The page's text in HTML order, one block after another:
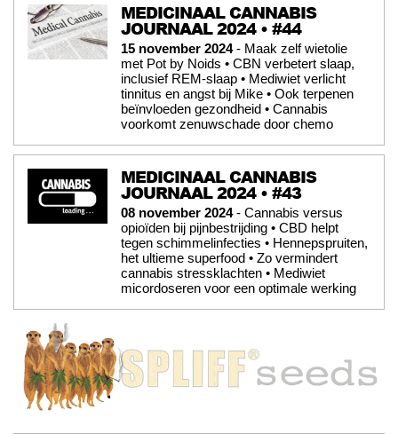
MEDICINAAL CANNABIS
JOURNAAL 2024 • #44
15 november 2024- Maak zelf wietolie
met Pot by Noids • CBN verbetert slaap,
inclusief REM-slaap • Mediwiet verlicht
tinnitus en angst bij Mike • Ook terpenen
beïnvloeden gezondheid • Cannabis
voorkomt zenuwschade door chemo
MEDICINAAL CANNABIS
JOURNAAL 2024 • #43
08 november 2024- Cannabis versus
opioïden bij pijnbestrijding • CBD helpt
tegen schimmelinfecties • Hennepspruiten,
het ultieme superfood • Zo vermindert
cannabis stressklachten • Mediwiet
micordoseren voor een optimale werking